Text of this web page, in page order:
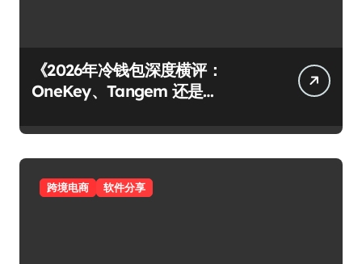
《2026年冷钱包深度横评：
OneKey、Tangem 还是
垒？》
跨境电商 软件分享